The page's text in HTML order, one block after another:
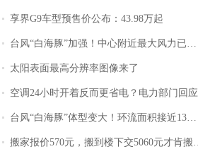
享界G9车型预售价公布：43.98万起
台风“白海豚”加强！中心附近最大风力已达15级 最新研判
太阳表面最高分辨率图像来了
空调24小时开着反而更省电？电力部门回应
台风“白海豚”体型变大！环流面积接近13个浙江那么大
搬家报价570元，搬到楼下交5060元才肯搬上楼！女子傻眼了……